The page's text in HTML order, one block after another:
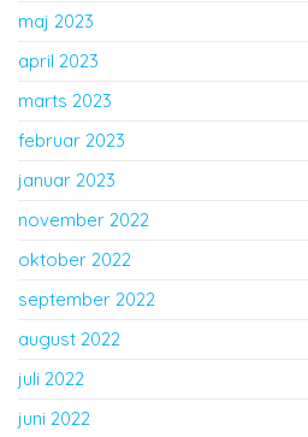
maj 2023
april 2023
marts 2023
februar 2023
januar 2023
november 2022
oktober 2022
september 2022
august 2022
juli 2022
juni 2022